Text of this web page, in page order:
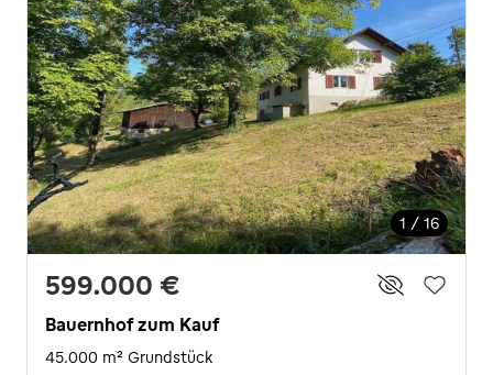
1 / 16
599.000 €
Bauernhof zum Kauf
45.000 m² Grundstück